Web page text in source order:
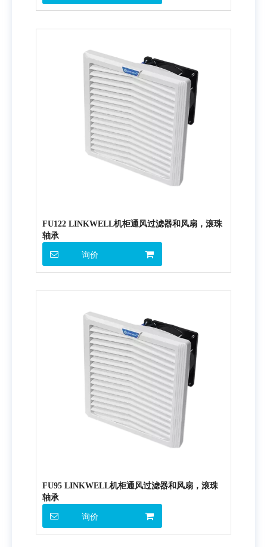
FU122 LINKWELL机柜通风过滤器和风扇，滚珠
轴承
询价
FU95 LINKWELL机柜通风过滤器和风扇，滚珠
轴承
询价